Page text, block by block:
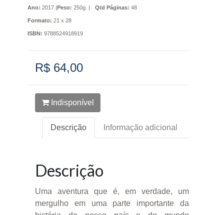
Ano: 2017 |Peso: 250g. | Qtd Páginas: 48
Formato: 21 x 28
ISBN: 9788524918919
R$ 64,00
Indisponível
Descrição Informação adicional
Descrição
Uma aventura que é, em verdade, um
mergulho em uma parte importante da